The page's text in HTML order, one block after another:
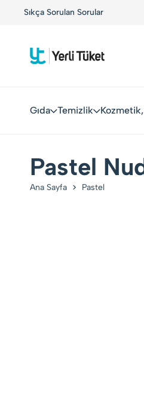
Sıkça Sorulan SorularYerli Tüketiciler,
Gıda Temizlik
Pastel
Ana Sayfa Pastel